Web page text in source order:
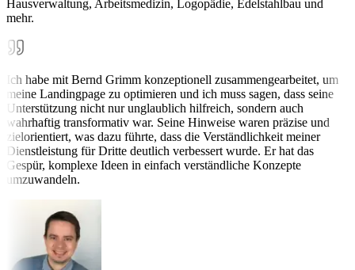
Hausverwaltung, Arbeitsmedizin, Logopädie, Edelstahlbau und
mehr.
Ich habe mit Bernd Grimm konzeptionell zusammengearbeitet, um
meine Landingpage zu optimieren und ich muss sagen, dass seine
Unterstützung nicht nur unglaublich hilfreich, sondern auch
wahrhaftig transformativ war. Seine Hinweise waren präzise und
zielorientiert, was dazu führte, dass die Verständlichkeit meiner
Dienstleistung für Dritte deutlich verbessert wurde. Er hat das
Gespür, komplexe Ideen in einfach verständliche Konzepte
umzuwandeln.